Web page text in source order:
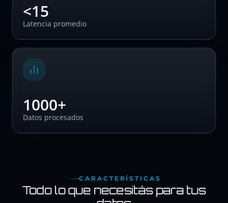
<15
Latencia promedio
1000+
Datos procesados
CARACTERÍSTICAS
Todo lo que necesitás para tus